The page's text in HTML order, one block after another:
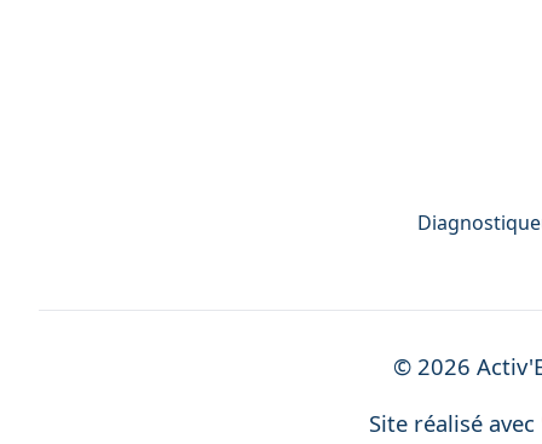
© 2026
Site réalisé